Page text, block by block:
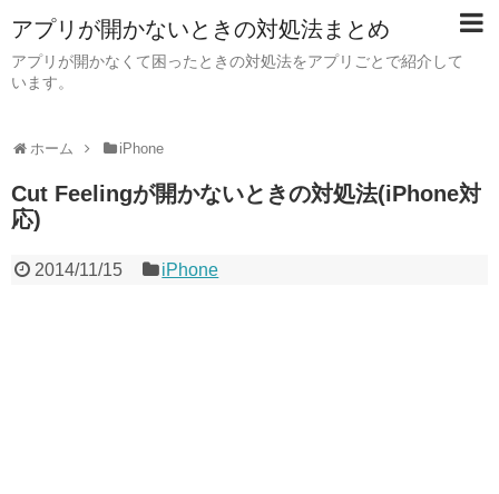
アプリが開かないときの対処法まとめ
アプリが開かなくて困ったときの対処法をアプリごとで紹介して
います。
ホーム iPhone
Cut Feelingが開かないときの対処法(iPhone対
応)
2014/11/15 iPhone